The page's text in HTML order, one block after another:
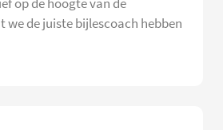
op de hoogte van de
de juiste bijlescoach hebben